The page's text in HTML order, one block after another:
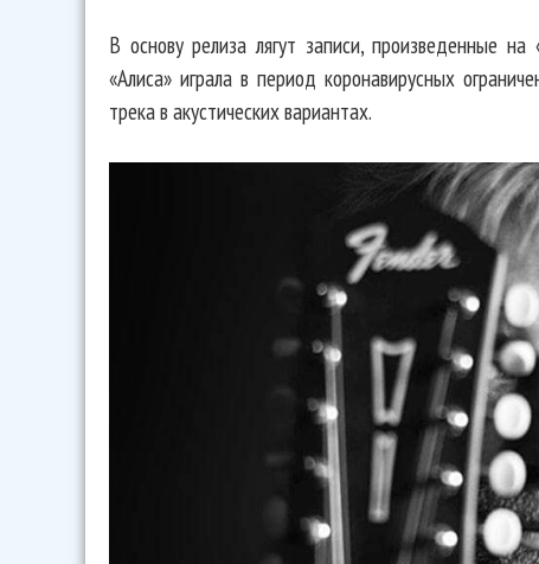
В основу релиза лягут записи, произведенные на
«Алиса» играла в период коронавирусных
трека в акустических вариантах.